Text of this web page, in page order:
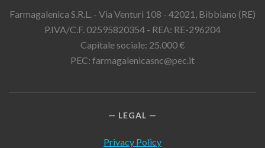
Farmagalenica S.R.L. - Via Venturi 108 - 42021, Bibbiano (RE)
P.IVA/C.F. 02595820354 - REA: RE-296204
Capitale sociale: 25.000 €
PEC: farmagalenicasnc@pec.it
LEGAL
Privacy Policy